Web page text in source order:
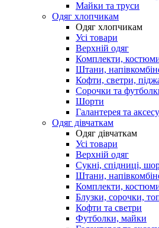
Майки та труси
Одяг хлопчикам
Одяг хлопчикам
Усі товари
Верхній одяг
Комплекти,
Штани,
Кофти, светри,
Сорочки та
Шорти
Галантерея та
Одяг дівчаткам
Одяг дівчаткам
Усі товари
Верхній одяг
Сукні, спідниці,
Штани,
Комплекти,
Блузки, сорочки,
Кофти та светри
Футболки, майки